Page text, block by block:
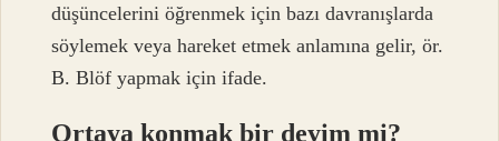
düşüncelerini öğrenmek için bazı davranışlarda
söylemek veya hareket etmek anlamına gelir, ör.
B. Blöf yapmak için ifade.
Ortaya konmak bir deyim mi?